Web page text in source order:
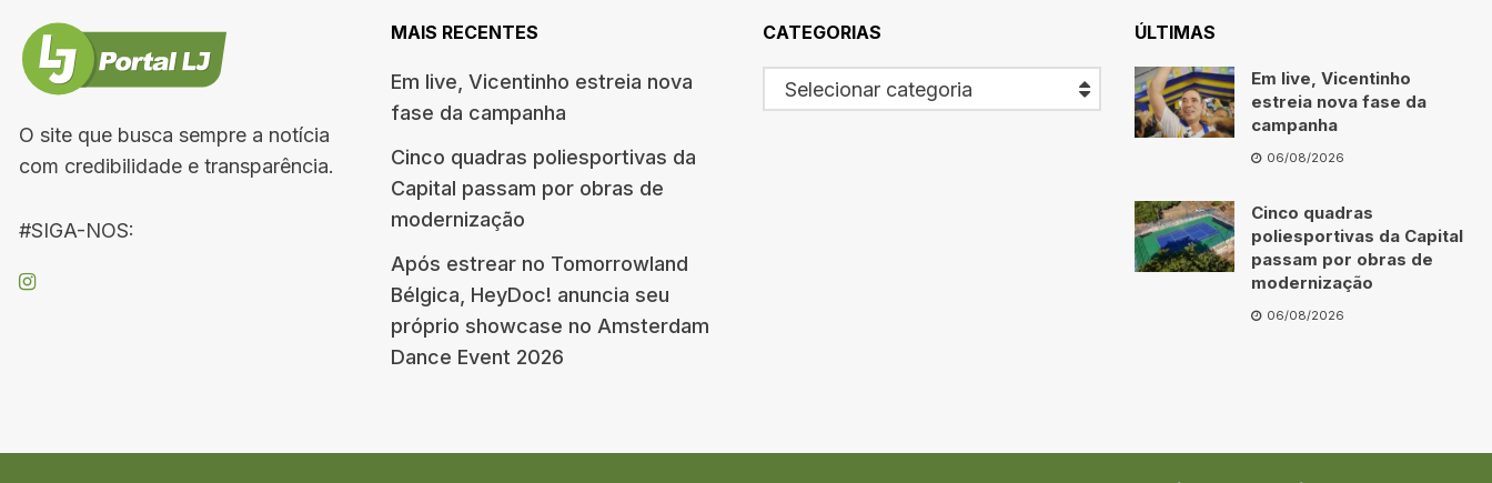
O site que busca sempre a notícia
com credibilidade e transparência.
#SIGA-NOS:
MAIS RECENTES
Em live, Vicentinho estreia nova
fase da campanha
Cinco quadras poliesportivas da
Capital passam por obras de
modernização
Após estrear no Tomorrowland
Bélgica, HeyDoc! anuncia seu
próprio showcase no Amsterdam
Dance Event 2026
CATEGORIAS
Selecionar categoria
ÚLTIMAS
Em live, Vicentinho
estreia nova fase da
campanha
06/08/2026
Cinco quadras
poliesportivas da Capital
passam por obras de
modernização
06/08/2026